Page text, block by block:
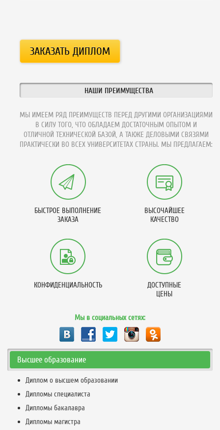
НАШИ ПРЕИМУЩЕСТВА
МЫ ИМЕЕМ РЯД ПРЕИМУЩЕСТВ ПЕРЕД ДРУГИМИ ОРГАНИЗАЦИЯМИ
В СИЛУ ТОГО, ЧТО ОБЛАДАЕМ ДОСТАТОЧНЫМ ОПЫТОМ И
ОТЛИЧНОЙ ТЕХНИЧЕСКОЙ БАЗОЙ, А ТАКЖЕ ДЕЛОВЫМИ СВЯЗЯМИ
ПРАКТИЧЕСКИ ВО ВСЕХ УНИВЕРСИТЕТАХ СТРАНЫ. МЫ ПРЕДЛАГАЕМ:
БЫСТРОЕ ВЫПОЛНЕНИЕ
ЗАКАЗА
ВЫСОЧАЙШЕЕ
КАЧЕСТВО
КОНФИДЕНЦИАЛЬНОСТЬ
ДОСТУПНЫЕ
ЦЕНЫ
Мы в социальных сетях:
Высшее образование
Диплом о высшем образовании
Дипломы специалиста
Дипломы бакалавра
Дипломы магистра